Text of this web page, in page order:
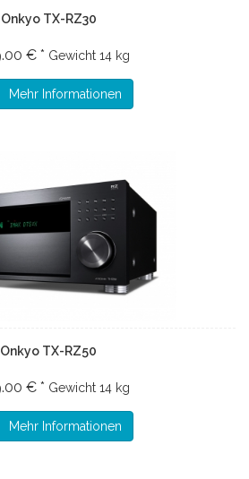
Onkyo TX-RZ30
€ * Gewicht 14 kg
Mehr Informationen
Onkyo TX-RZ50
€ * Gewicht 14 kg
Mehr Informationen